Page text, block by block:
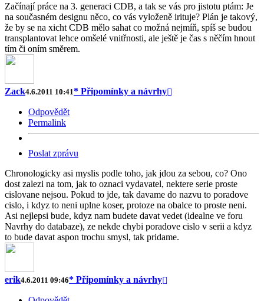
Začínají práce na 3. generaci CDB, a tak se vás pro jistotu ptám: Je
na současném designu něco, co vás vyloženě irituje? Plán je takový,
že by se na xicht CDB mělo sahat co možná nejmíň, spíš se budou
transplantovat lehce omšelé vnitřnosti, ale ještě je čas s něčím hnout
tím či oním směrem.
Zack4.6.2011 10:41* Připomínky a návrhy
Odpovědět
Permalink
Poslat zprávu
Chronologicky asi myslis podle toho, jak jdou za sebou, co? Ono
dost zalezi na tom, jak to oznaci vydavatel, nektere serie proste
cislovane nejsou. Pokud to jde, tak davame do nazvu to poradove
cislo, i kdyz to neni uplne koser, protoze na obalce to proste neni.
Asi nejlepsi bude, kdyz nam budete davat vedet (idealne ve foru
Navrhy do databaze), ze nekde chybi poradove cislo v serii a kdyz
to bude davat aspon trochu smysl, tak pridame.
erik4.6.2011 09:46* Připomínky a návrhy